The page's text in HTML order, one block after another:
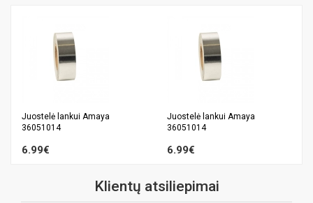
Juostelė lankui Amaya
36051014
6.99€
Juostelė lankui Amaya
36051014
6.99€
Klientų atsiliepimai